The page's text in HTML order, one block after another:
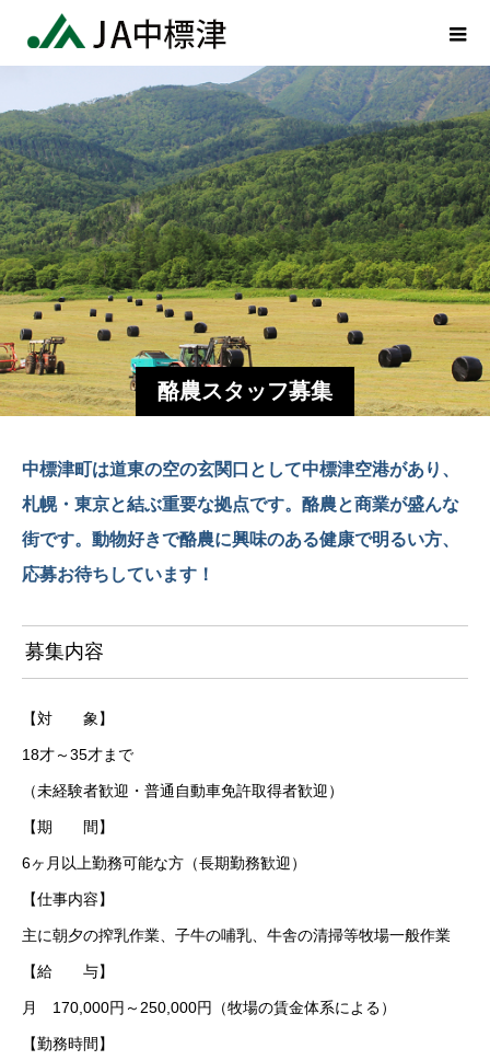
酪農スタッフ募集
中標津町は道東の空の玄関口として中標津空港があり、
札幌・東京と結ぶ重要な拠点です。酪農と商業が盛んな
街です。動物好きで酪農に興味のある健康で明るい方、
応募お待ちしています！
募集内容
【対 象】
18才～35才まで
（未経験者歓迎・普通自動車免許取得者歓迎）
【期 間】
6ヶ月以上勤務可能な方（長期勤務歓迎）
【仕事内容】
主に朝夕の搾乳作業、子牛の哺乳、牛舎の清掃等牧場一般作業
【給 与】
月 170,000円～250,000円（牧場の賃金体系による）
【勤務時間】